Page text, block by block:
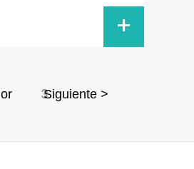
+
3Siguiente >